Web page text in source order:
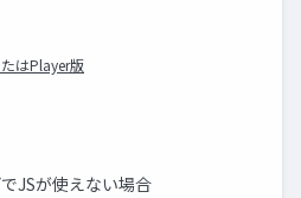
たはPlayer版
JSが使えない場合